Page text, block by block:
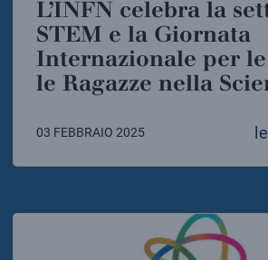
L’INFN celebra la settimana
STEM e la Giornata
Internazionale per
le Ragazze nella
03 FEBBRAIO 2025